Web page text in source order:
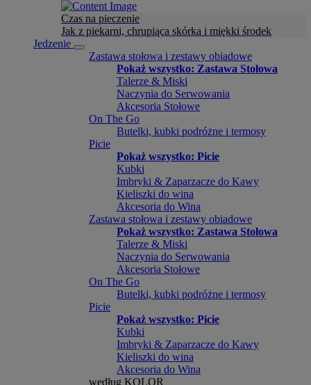
Czas na pieczenie
Jak z piekarni, chrupiąca skórka i miękki środek
Jedzenie
Zastawa stołowa i zestawy obiadowe
Pokaż wszystko: Zastawa Stołowa
Talerze & Miski
Naczynia do Serwowania
Akcesoria Stołowe
On The Go
Butelki, kubki podróżne i termosy
Picie
Pokaż wszystko: Picie
Kubki
Imbryki & Zaparzacze do Kawy
Kieliszki do wina
Akcesoria do Wina
Zastawa stołowa i zestawy obiadowe
Pokaż wszystko: Zastawa Stołowa
Talerze & Miski
Naczynia do Serwowania
Akcesoria Stołowe
On The Go
Butelki, kubki podróżne i termosy
Picie
Pokaż wszystko: Picie
Kubki
Imbryki & Zaparzacze do Kawy
Kieliszki do wina
Akcesoria do Wina
według KOLOR